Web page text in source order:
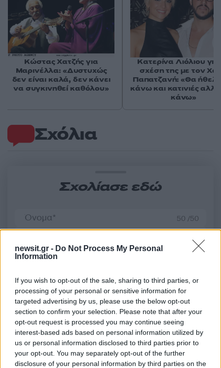
newsit.gr - Do Not Process My Personal
Information
If you wish to opt-out of the sale, sharing to third parties, or
processing of your personal or sensitive information for
targeted advertising by us, please use the below opt-out
section to confirm your selection. Please note that after your
opt-out request is processed you may continue seeing
interest-based ads based on personal information utilized by
us or personal information disclosed to third parties prior to
your opt-out. You may separately opt-out of the further
disclosure of your personal information by third parties on the
Σχόλια
Σχολίασε εδώ
50 /50
2000 /2000
Υποβολή σχολίου
Όροι Χρήσης
. Το site προστατεύεται από reCAPTCHA, ισχύουν
Πολιτική Απορρήτου&Όροι Χρήσης της Google.
Lifestyle
ΤΑΙΝΙΑ
Κώστας Χατζής για
Μαρινέλλα: «Δυστυχώς
δεν είναι καλά, δεν κάνει
να συγκινηθεί καθόλου»
Κατερίνα Λιόλιου για
σχέση της με τον
Παπατζανή: «Θα
κάνω και κατινιές
κάνω»